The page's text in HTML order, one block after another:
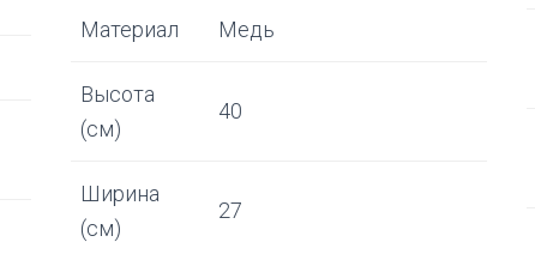
Материал Медь
Высота
(см)
40
Ширина
(см)
27